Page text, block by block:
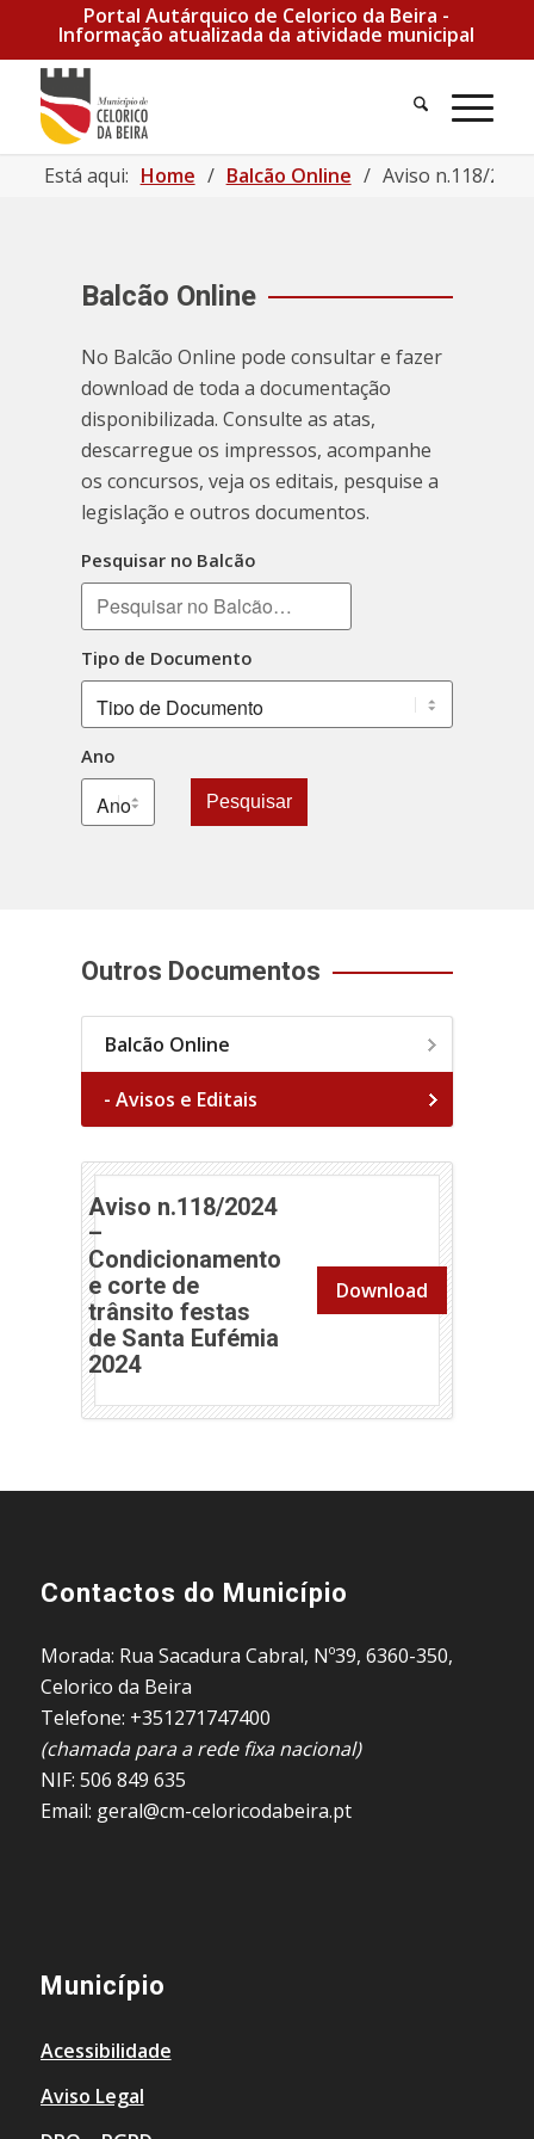
Portal Autárquico de Celorico da Beira -
Informação atualizada da atividade municipal
Pesquisa
Está aqui: Home / Balcão Online / Aviso n.118/
Balcão Online
No Balcão Online pode consultar e fazer
download de toda a documentação
disponibilizada. Consulte as atas,
descarregue os impressos, acompanhe
os concursos, veja os editais, pesquise a
legislação e outros documentos.
Pesquisar no Balcão
Tipo de Documento
Ano
Pesquisar
Outros Documentos
Balcão Online
- Avisos e Editais
Aviso n.118/2024
–
Condicionamento
e corte de
trânsito festas
de Santa Eufémia
2024(abre em nova janela)
Download
Contactos do Município
Morada: Rua Sacadura Cabral, Nº39, 6360-350,
Celorico da Beira
Telefone: +351271747400
(chamada para a rede fixa nacional)
NIF: 506 849 635
Email: geral@cm-celoricodabeira.pt
Município
Acessibilidade
Aviso Legal